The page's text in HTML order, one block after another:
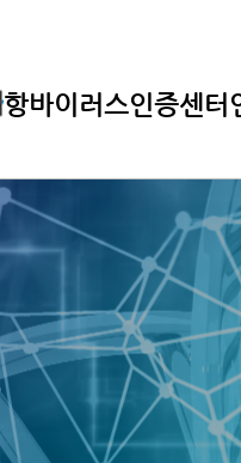
항바이러스인증센터